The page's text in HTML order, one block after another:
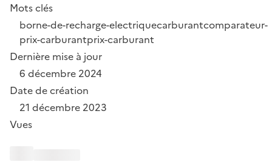
Mots clés
borne-de-recharge-electriquecarburantcomparateur-
prix-carburantprix-carburant
Dernière mise à jour
6 décembre 2024
Date de création
21 décembre 2023
Vues